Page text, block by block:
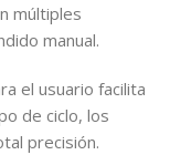
múltiples
manual.
el usuario facilita
de ciclo, los
precisión.